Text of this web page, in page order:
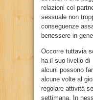
relazioni col
sessuale non
conseguenze
benessere in
Occorre tuttavia
ha il suo livello
alcuni possono
alcune volte al
regolare attività
settimana. In